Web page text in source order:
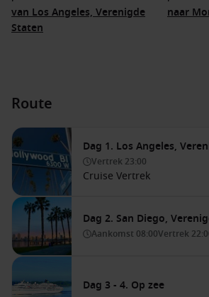
van Los Angeles, Verenigde
Staten
naar
Route
Dag 1. Los Angeles,
Vertrek 23:00
Cruise Vertrek
Dag 2. San Diego,
Aankomst 08:00Vertrek
Dag 3 - 4. Op zee